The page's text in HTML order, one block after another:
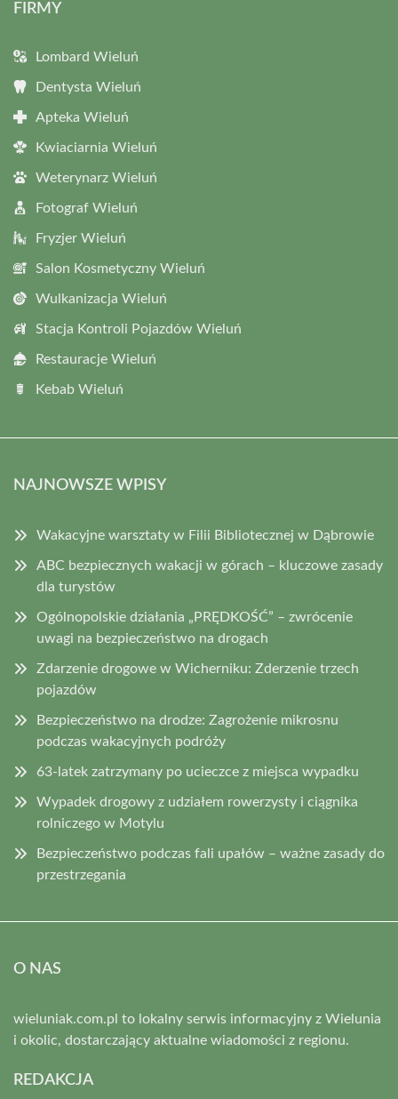
FIRMY
Lombard Wieluń
Dentysta Wieluń
Apteka Wieluń
Kwiaciarnia Wieluń
Weterynarz Wieluń
Fotograf Wieluń
Fryzjer Wieluń
Salon Kosmetyczny Wieluń
Wulkanizacja Wieluń
Stacja Kontroli Pojazdów Wieluń
Restauracje Wieluń
Kebab Wieluń
NAJNOWSZE WPISY
Wakacyjne warsztaty w Filii Bibliotecznej w Dąbrowie
ABC bezpiecznych wakacji w górach – kluczowe zasady
dla turystów
Ogólnopolskie działania „PRĘDKOŚĆ” – zwrócenie
uwagi na bezpieczeństwo na drogach
Zdarzenie drogowe w Wicherniku: Zderzenie trzech
pojazdów
Bezpieczeństwo na drodze: Zagrożenie mikrosnu
podczas wakacyjnych podróży
63-latek zatrzymany po ucieczce z miejsca wypadku
Wypadek drogowy z udziałem rowerzysty i ciągnika
rolniczego w Motylu
Bezpieczeństwo podczas fali upałów – ważne zasady do
przestrzegania
O NAS
wieluniak.com.pl to lokalny serwis informacyjny z Wielunia
i okolic, dostarczający aktualne wiadomości z regionu.
REDAKCJA